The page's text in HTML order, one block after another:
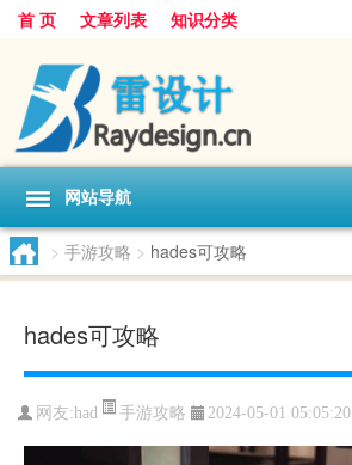
首 页 文章列表 知识分类
网站导航
> 手游攻略 > hades可攻略
hades可攻略
网友:had 手游攻略 2024-05-01 05:05:20